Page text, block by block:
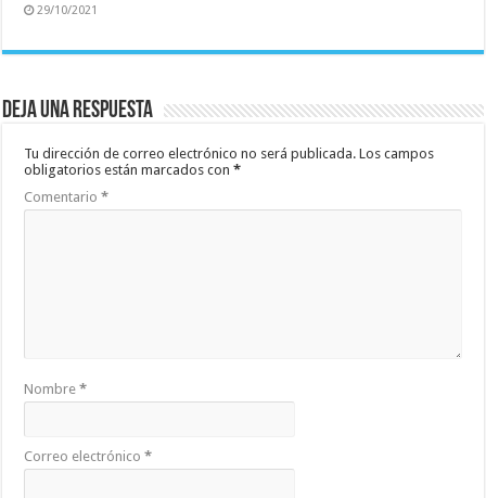
29/10/2021
Deja una respuesta
Tu dirección de correo electrónico no será publicada. Los campos
obligatorios están marcados con*
Comentario*
Nombre*
Correo electrónico*